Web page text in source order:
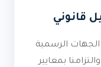
قانوني
الرسمية
بمعايير